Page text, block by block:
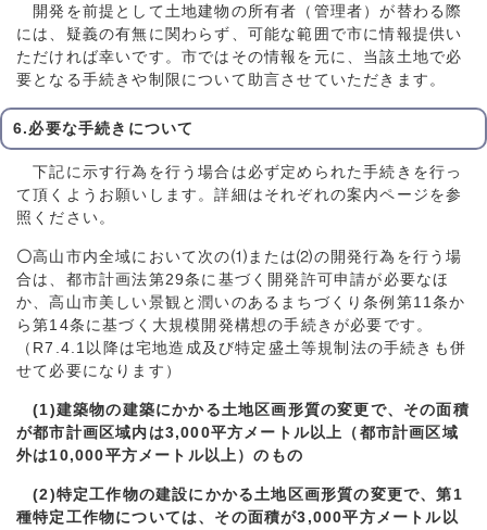
開発を前提として土地建物の所有者（管理者）が替わる際
には、疑義の有無に関わらず、可能な範囲で市に情報提供い
ただければ幸いです。市ではその情報を元に、当該土地で必
要となる手続きや制限について助言させていただきます。
6.必要な手続きについて
下記に示す行為を行う場合は必ず定められた手続きを行っ
て頂くようお願いします。詳細はそれぞれの案内ページを参
照ください。
〇高山市内全域において次の⑴または⑵の開発行為を行う場
合は、都市計画法第29条に基づく開発許可申請が必要なほ
か、高山市美しい景観と潤いのあるまちづくり条例第11条か
ら第14条に基づく大規模開発構想の手続きが必要です。
（R7.4.1以降は宅地造成及び特定盛土等規制法の手続きも併
せて必要になります）
(1)建築物の建築にかかる土地区画形質の変更で、その面積
が都市計画区域内は3,000平方メートル以上（都市計画区域
外は10,000平方メートル以上）のもの
(2)特定工作物の建設にかかる土地区画形質の変更で、第1
種特定工作物については、その面積が3,000平方メートル以